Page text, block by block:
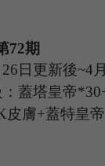
72期
26 日更新後~4月
：蓋塔皇帝
皮膚+蓋特皇